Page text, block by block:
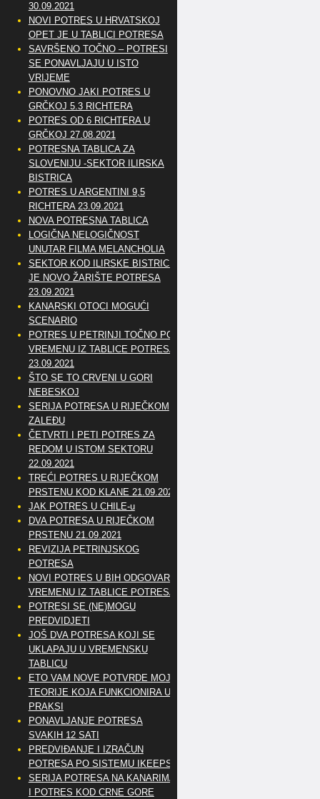
30.09.2021
NOVI POTRES U HRVATSKOJ
OPET JE U TABLICI POTRESA
SAVRŠENO TOČNO – POTRESI
SE PONAVLJAJU U ISTO
VRIJEME
PONOVNO JAKI POTRES U
GRČKOJ 5.3 RICHTERA
POTRES OD 6 RICHTERA U
GRČKOJ 27.08.2021
POTRESNA TABLICA ZA
SLOVENIJU -SEKTOR ILIRSKA
BISTRICA
POTRES U ARGENTINI 9,5
RICHTERA 23.09.2021
NOVA POTRESNA TABLICA
LOGIČNA NELOGIČNOST
UNUTAR FILMA MELANCHOLIA
SEKTOR KOD ILIRSKE BISTRICE
JE NOVO ŽARIŠTE POTRESA
23.09.2021
KANARSKI OTOCI MOGUĆI
SCENARIO
POTRES U PETRINJI TOČNO PO
VREMENU IZ TABLICE POTRESA
23.09.2021
ŠTO SE TO CRVENI U GORI
NEBESKOJ
SERIJA POTRESA U RIJEČKOM
ZALEĐU
ČETVRTI I PETI POTRES ZA
REDOM U ISTOM SEKTORU
22.09.2021
TREĆI POTRES U RIJEČKOM
PRSTENU KOD KLANE 21.09.2021
JAK POTRES U CHILE-u
DVA POTRESA U RIJEČKOM
PRSTENU 21.09.2021
REVIZIJA PETRINJSKOG
POTRESA
NOVI POTRES U BIH ODGOVARA
VREMENU IZ TABLICE POTRESA
POTRESI SE (NE)MOGU
PREDVIDJETI
JOŠ DVA POTRESA KOJI SE
UKLAPAJU U VREMENSKU
TABLICU
ETO VAM NOVE POTVRDE MOJE
TEORIJE KOJA FUNKCIONIRA U
PRAKSI
PONAVLJANJE POTRESA
SVAKIH 12 SATI
PREDVIĐANJE I IZRAČUN
POTRESA PO SISTEMU IKEEPS
SERIJA POTRESA NA KANARIMA
I POTRES KOD CRNE GORE